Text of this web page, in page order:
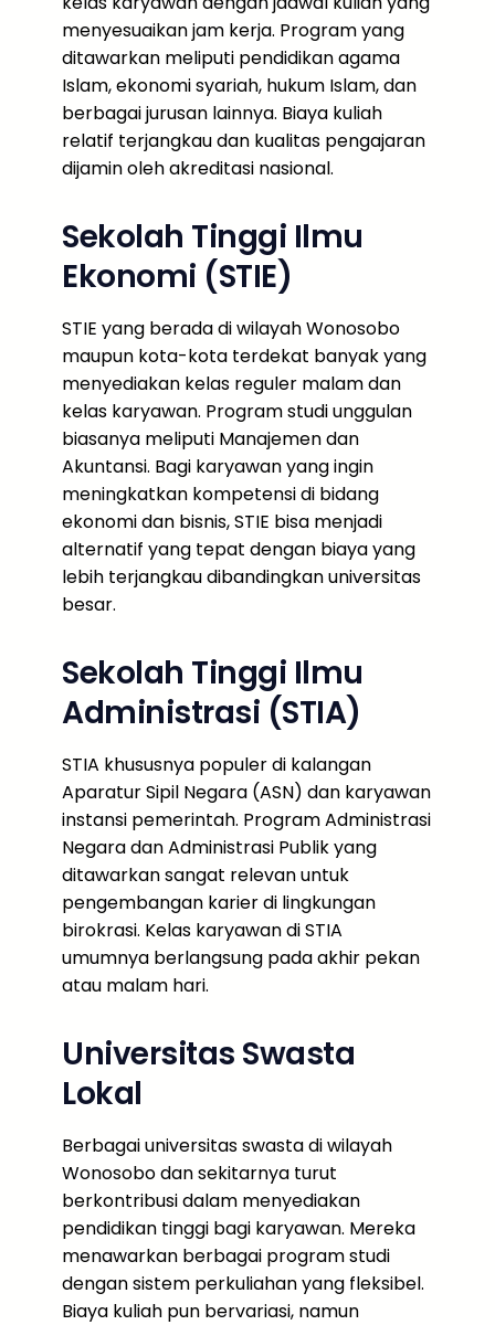
menyesuaikan jam kerja. Program yang
ditawarkan meliputi pendidikan agama
Islam, ekonomi syariah, hukum Islam, dan
berbagai jurusan lainnya. Biaya kuliah
relatif terjangkau dan kualitas pengajaran
dijamin oleh akreditasi nasional.
Sekolah Tinggi Ilmu
Ekonomi (STIE)
STIE yang berada di wilayah Wonosobo
maupun kota-kota terdekat banyak yang
menyediakan kelas reguler malam dan
kelas karyawan. Program studi unggulan
biasanya meliputi Manajemen dan
Akuntansi. Bagi karyawan yang ingin
meningkatkan kompetensi di bidang
ekonomi dan bisnis, STIE bisa menjadi
alternatif yang tepat dengan biaya yang
lebih terjangkau dibandingkan universitas
besar.
Sekolah Tinggi Ilmu
Administrasi (STIA)
STIA khususnya populer di kalangan
Aparatur Sipil Negara (ASN) dan karyawan
instansi pemerintah. Program Administrasi
Negara dan Administrasi Publik yang
ditawarkan sangat relevan untuk
pengembangan karier di lingkungan
birokrasi. Kelas karyawan di STIA
umumnya berlangsung pada akhir pekan
atau malam hari.
Universitas Swasta
Lokal
Berbagai universitas swasta di wilayah
Wonosobo dan sekitarnya turut
berkontribusi dalam menyediakan
pendidikan tinggi bagi karyawan. Mereka
menawarkan berbagai program studi
dengan sistem perkuliahan yang fleksibel.
Biaya kuliah pun bervariasi, namun